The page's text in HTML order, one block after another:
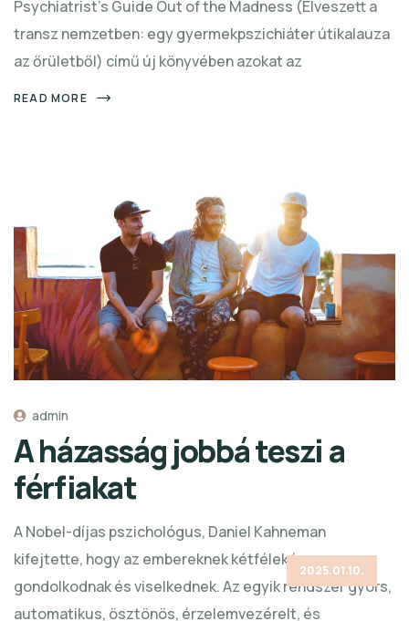
Psychiatrist’s Guide Out of the Madness (Elveszett a
transz nemzetben: egy gyermekpszichiáter útikalauza
az őrületből) című új könyvében azokat az
READ MORE
admin
A házasság jobbá teszi a
férfiakat
A Nobel-díjas pszichológus, Daniel Kahneman
kifejtette, hogy az embereknek kétféleképpen
gondolkodnak és viselkednek. Az egyik rendszer gyors,
automatikus, ösztönös, érzelemvezérelt, és
2025.01.10.